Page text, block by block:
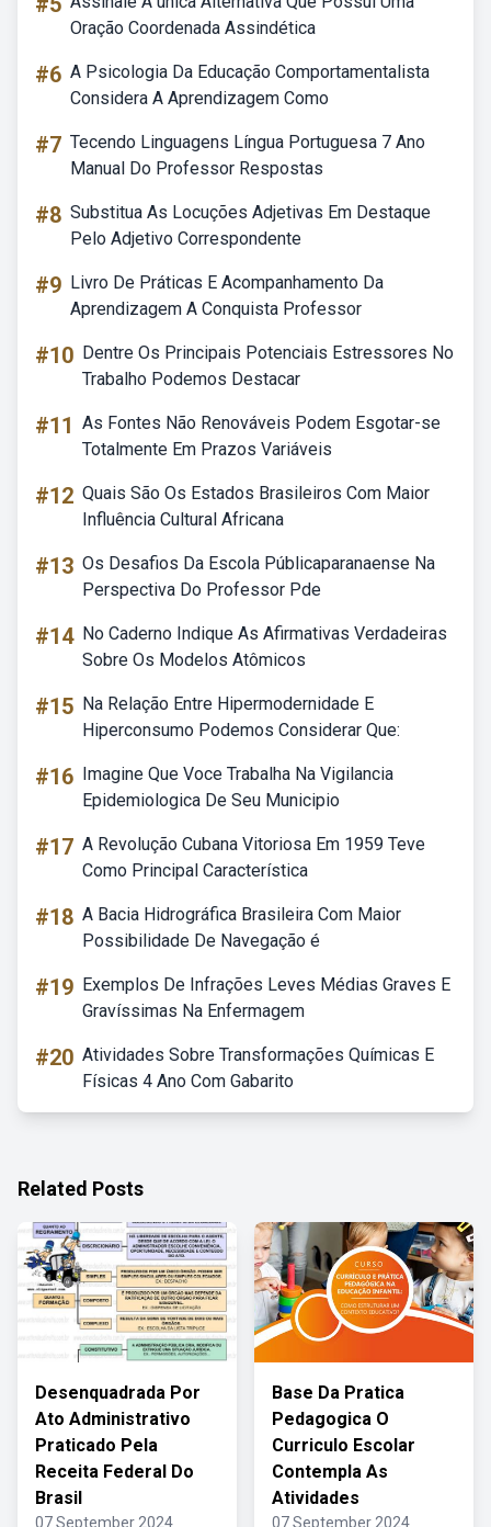
Oração Coordenada Assindética
#6 A Psicologia Da Educação Comportamentalista
Considera A Aprendizagem Como
#7 Tecendo Linguagens Língua Portuguesa 7 Ano
Manual Do Professor Respostas
#8 Substitua As Locuções Adjetivas Em Destaque
Pelo Adjetivo Correspondente
#9 Livro De Práticas E Acompanhamento Da
Aprendizagem A Conquista Professor
#10 Dentre Os Principais Potenciais Estressores No
Trabalho Podemos Destacar
#11 As Fontes Não Renováveis Podem Esgotar-se
Totalmente Em Prazos Variáveis
#12 Quais São Os Estados Brasileiros Com Maior
Influência Cultural Africana
#13 Os Desafios Da Escola Públicaparanaense Na
Perspectiva Do Professor Pde
#14 No Caderno Indique As Afirmativas Verdadeiras
Sobre Os Modelos Atômicos
#15 Na Relação Entre Hipermodernidade E
Hiperconsumo Podemos Considerar Que:
#16 Imagine Que Voce Trabalha Na Vigilancia
Epidemiologica De Seu Municipio
#17 A Revolução Cubana Vitoriosa Em 1959 Teve
Como Principal Característica
#18 A Bacia Hidrográfica Brasileira Com Maior
Possibilidade De Navegação é
#19 Exemplos De Infrações Leves Médias Graves E
Gravíssimas Na Enfermagem
#20 Atividades Sobre Transformações Químicas E
Físicas 4 Ano Com Gabarito
Related Posts
Desenquadrada Por
Ato Administrativo
Praticado Pela
Receita Federal Do
Brasil
07 September 2024
Base Da Pratica
Pedagogica O
Curriculo Escolar
Contempla As
Atividades
07 September 2024